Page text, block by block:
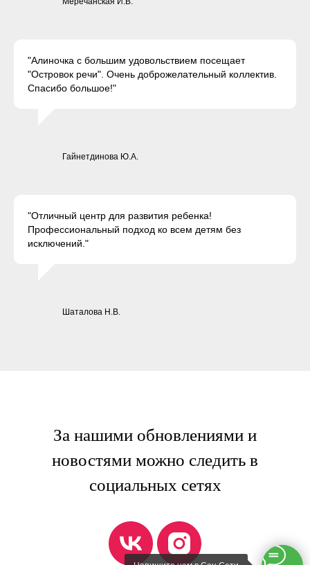
"Алиночка с большим удовольствием посещает
"Островок речи". Очень доброжелательный коллектив.
Спасибо большое!"
Гайнетдинова Ю.А.
"Отличный центр для развития ребенка!
Профессиональный подход ко всем детям без
исключений."
Шаталова Н.В.
За нашими обновлениями и
новостями можно следить в
социальных сетях